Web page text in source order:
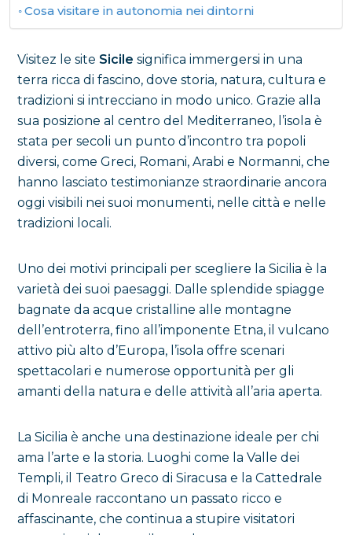
Cosa visitare in autonomia nei dintorni
Visitez le site Sicile significa immergersi in una
terra ricca di fascino, dove storia, natura, cultura e
tradizioni si intrecciano in modo unico. Grazie alla
sua posizione al centro del Mediterraneo, l’isola è
stata per secoli un punto d’incontro tra popoli
diversi, come Greci, Romani, Arabi e Normanni, che
hanno lasciato testimonianze straordinarie ancora
oggi visibili nei suoi monumenti, nelle città e nelle
tradizioni locali.
Uno dei motivi principali per scegliere la Sicilia è la
varietà dei suoi paesaggi. Dalle splendide spiagge
bagnate da acque cristalline alle montagne
dell’entroterra, fino all’imponente Etna, il vulcano
attivo più alto d’Europa, l’isola offre scenari
spettacolari e numerose opportunità per gli
amanti della natura e delle attività all’aria aperta.
La Sicilia è anche una destinazione ideale per chi
ama l’arte e la storia. Luoghi come la Valle dei
Templi, il Teatro Greco di Siracusa e la Cattedrale
di Monreale raccontano un passato ricco e
affascinante, che continua a stupire visitatori